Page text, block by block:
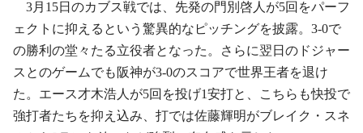
3月15日のカブス戦では、先発の門別啓人が5回をパーフ
ェクトに抑えるという驚異的なピッチングを披露。3-0で
の勝利の堂々たる立役者となった。さらに翌日のドジャー
スとのゲームでも阪神が3-0のスコアで世界王者を退け
た。エース才木浩人が5回を投げ1安打と、こちらも快投で
強打者たちを抑え込み、打では佐藤輝明がブレイク・スネ